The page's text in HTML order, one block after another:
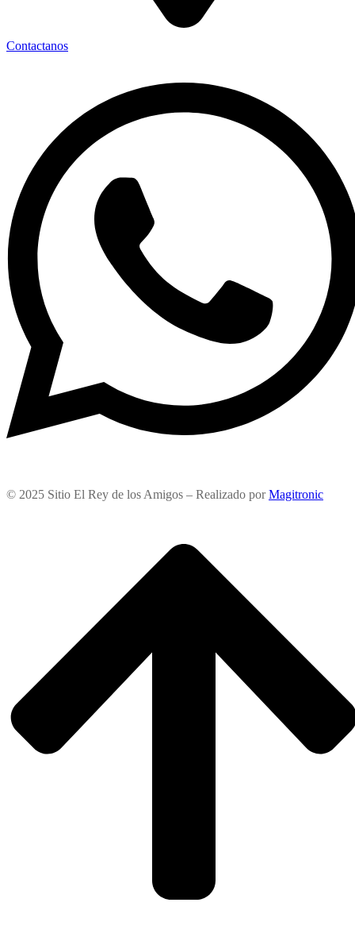
Contactanos
© 2025 Sitio El Rey de los Amigos – Realizado porMagitronic